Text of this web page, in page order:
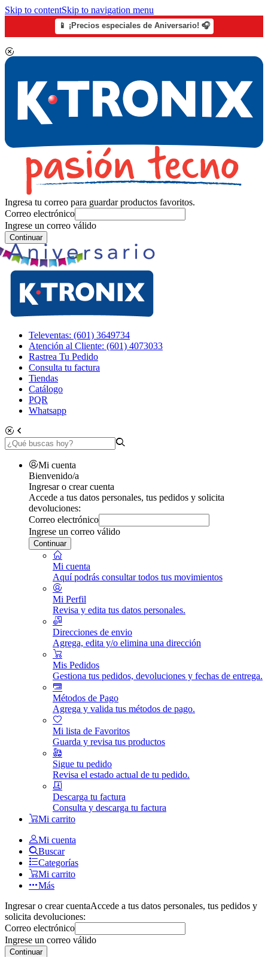
Skip to contentSkip to navigation menu
📱 ¡Precios especiales de Aniversario! 🎧
Ingresa tu correo para guardar productos favoritos.
Correo electrónico
Ingrese un correo válido
Continuar
Televentas: (601) 3649734
Atención al Cliente: (601) 4073033
Rastrea Tu Pedido
Consulta tu factura
Tiendas
Catálogo
PQR
Whatsapp
Mi cuenta
Bienvenido/a
Ingresar o crear cuenta
Accede a tus datos personales, tus pedidos y solicita
devoluciones:
Correo electrónico
Ingrese un correo válido
Continuar
Mi cuenta
Aquí podrás consultar todos tus movimientos
Mi Perfil
Revisa y edita tus datos personales.
Direcciones de envio
Agrega, edita y/o elimina una dirección
Mis Pedidos
Gestiona tus pedidos, devoluciones y fechas de entrega.
Métodos de Pago
Agrega y valida tus métodos de pago.
Mi lista de Favoritos
Guarda y revisa tus productos
Sigue tu pedido
Revisa el estado actual de tu pedido.
Descarga tu factura
Consulta y descarga tu factura
Mi carrito
Mi cuenta
Buscar
Categorías
Mi carrito
Más
Ingresar o crear cuentaAccede a tus datos personales, tus pedidos y
solicita devoluciones:
Correo electrónico
Ingrese un correo válido
Continuar